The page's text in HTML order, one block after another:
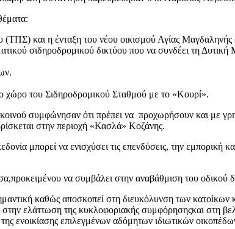
(ΤΠΣ) και η ένταξη του νέου οικισμού Αγίας Μαγδαληνής
σιδηροδρομικού δικτύου που να συνδέει τη Δυτική
.
χώρο του Σιδηροδρομικού Σταθμού με το «Κουρί».
συμφώνησαν ότι πρέπει να προχωρήσουν και με
στην περιοχή «Κασλά» Κοζάνης.
μπορεί να ενισχύσει τις επενδύσεις, την εμπορική
προκειμένου να συμβάλει στην αναβάθμιση του οδικού
καθώς αποσκοπεί στη διευκόλυνση των κατοίκων
στην ελάττωση της κυκλοφοριακής συμφόρησηςκαι στη
της ενοικίασης επιλεγμένων αδόμητων ιδιωτικών